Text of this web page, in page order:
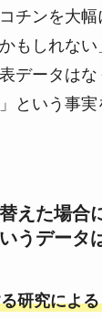
チンを大
もしれな
データは
という事実
えた場合
うデータ
研究によ